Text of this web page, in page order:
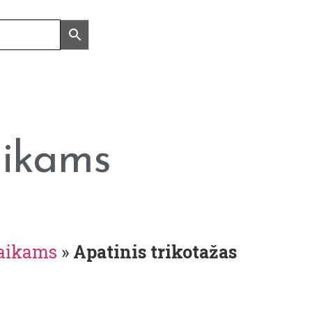
» Apatinis trikotažas